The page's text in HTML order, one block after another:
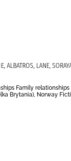
ALBATROS, LANE,
Family
Brytania), Norway